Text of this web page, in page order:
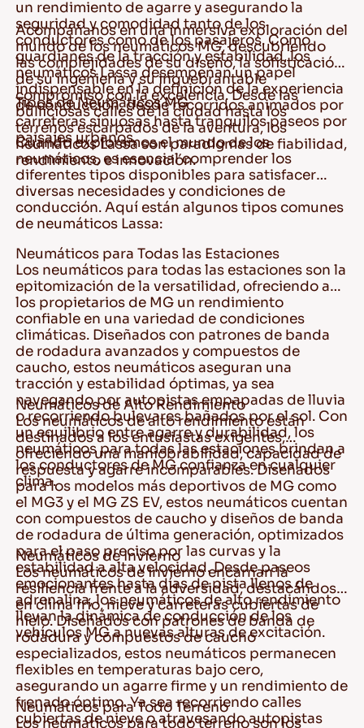
un rendimiento de agarre y asegurando la
seguridad y comodidad tanto de los
conductores como de los pasajeros. Como
guardianes de la tracción y estabilidad, los
neumáticos Lassa desempeñan un papel
indispensable en la definición de la experiencia
de conducción, desde recorridos animados por
carreteras sinuosas hasta tranquilos paseos por
paisajes urbanos.
Acompáñanos en una inmersiva exploración del
mundo de los neumáticos MG, descubriendo
las complejidades de su diseño, la sofisticación
de su ingeniería y su inquebrantable
compromiso con la excelencia. Desde las
bulliciosas calles de la ciudad hasta los
terrenos escarpados de la aventura, los
neumáticos Lassa son paradigmas de fiabilidad,
rendimiento e innovación.
Tipos de Neumáticos MG
Cuando exploramos el mundo de los
neumáticos, es esencial comprender los
diferentes tipos disponibles para satisfacer
diversas necesidades y condiciones de
conducción. Aquí están algunos tipos comunes
de neumáticos Lassa:
Neumáticos para Todas las Estaciones
Los neumáticos para todas las estaciones son la
epitomización de la versatilidad, ofreciendo a
los propietarios de MG un rendimiento
confiable en una variedad de condiciones
climáticas. Diseñados con patrones de banda
de rodadura avanzados y compuestos de
caucho, estos neumáticos aseguran una
tracción y estabilidad óptimas, ya sea
navegando por autopistas empapadas de lluvia
o recorriendo bulevares bañados por el sol. Con
un equilibrio entre agarre y durabilidad, los
neumáticos para todas las estaciones brindan a
los conductores de MG confianza en cualquier
clima.
Neumáticos de Alto Rendimiento
Los neumáticos de alto rendimiento están
destinados a los entusiastas exigentes,
ofreciendo una maniobrabilidad, capacidad de
respuesta y agarre incomparables. Diseñados
para los modelos más deportivos de MG como
el MG3 y el MG ZS EV, estos neumáticos cuentan
con compuestos de caucho y diseños de banda
de rodadura de última generación, optimizados
para el paso preciso por las curvas y la
estabilidad a alta velocidad. Desde paseos
emocionantes hasta días de pista llenos de
adrenalina, los neumáticos de alto rendimiento
llevan la dinámica de conducción de los
vehículos MG a nuevas alturas de excitación.
Neumáticos de Invierno
Los neumáticos de invierno encarnan la
resiliencia frente a la adversidad, destacándose
en clima frío, nieve y carreteras cubiertas de
hielo. Diseñados con patrones de banda de
rodadura y compuestos de caucho
especializados, estos neumáticos permanecen
flexibles en temperaturas bajo cero,
asegurando un agarre firme y un rendimiento de
frenado óptimo. Ya sea recorriendo calles
cubiertas de nieve o atravesando autopistas
Neumáticos para Todo Terreno
Los neumáticos para todo terreno son los